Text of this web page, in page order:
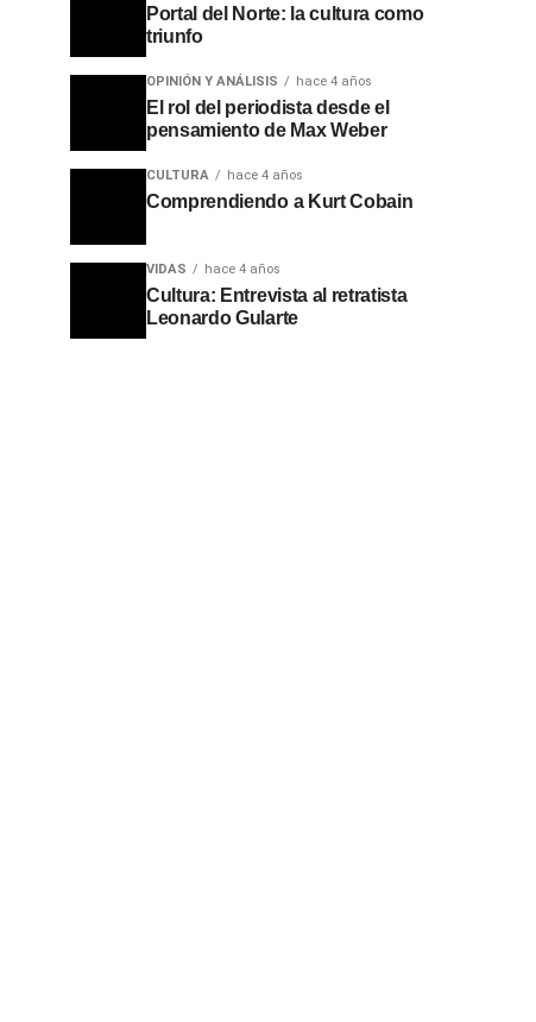
Portal del Norte: la cultura como
triunfo
OPINIÓN Y ANÁLISIS hace 4 años
El rol del periodista desde el
pensamiento de Max Weber
CULTURA hace 4 años
Comprendiendo a Kurt Cobain
VIDAS hace 4 años
Cultura: Entrevista al retratista
Leonardo Gularte